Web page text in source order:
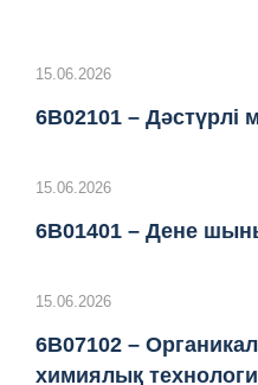
15.06.2026
6B02101 – Дәстүрлі
15.06.2026
6B01401 – Дене
15.06.2026
6B07102 –
химиялық